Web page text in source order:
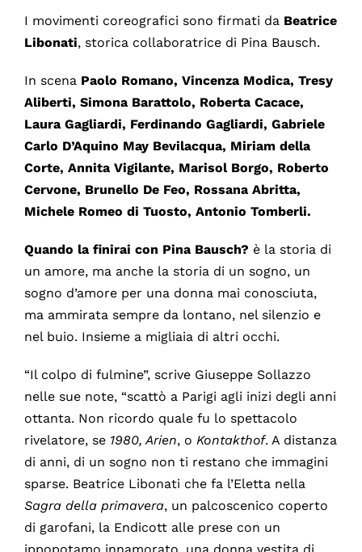
I movimenti coreografici sono firmati da Beatrice
Libonati, storica collaboratrice di Pina Bausch.
In scena Paolo Romano, Vincenza Modica, Tresy
Aliberti, Simona Barattolo, Roberta Cacace,
Laura Gagliardi, Ferdinando Gagliardi, Gabriele
Carlo D’Aquino May Bevilacqua, Miriam della
Corte, Annita Vigilante, Marisol Borgo, Roberto
Cervone, Brunello De Feo, Rossana Abritta,
Michele Romeo di Tuosto, Antonio Tomberli.
Quando la finirai con Pina Bausch? è la storia di
un amore, ma anche la storia di un sogno, un
sogno d’amore per una donna mai conosciuta,
ma ammirata sempre da lontano, nel silenzio e
nel buio. Insieme a migliaia di altri occhi.
“Il colpo di fulmine”, scrive Giuseppe Sollazzo
nelle sue note, “scattò a Parigi agli inizi degli anni
ottanta. Non ricordo quale fu lo spettacolo
rivelatore, se 1980, Arien, o Kontakthof. A distanza
di anni, di un sogno non ti restano che immagini
sparse. Beatrice Libonati che fa l’Eletta nella
Sagra della primavera, un palcoscenico coperto
di garofani, la Endicott alle prese con un